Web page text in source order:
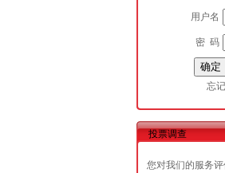
用户名
密 码
忘
投票调查
您对我们的服务评